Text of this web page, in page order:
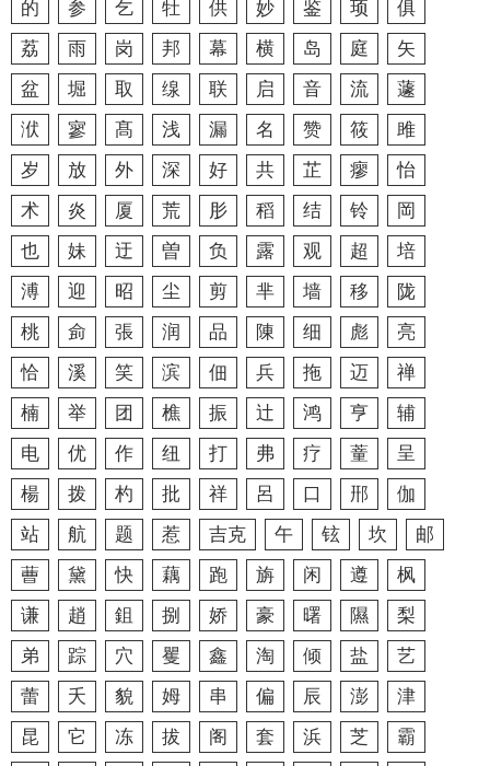
的 参 乞 牡 供 妙 鉴 顼
俱
荔
雨 岗 邦 幕 横 岛 庭
矢
盆
堀 取 缐 联 启 音 流
蘧
洑
寥 髙 浅 漏 名 赞 筱
雎
岁
放 外 深 好 共 芷 瘳
怡
术
炎 厦 荒 肜 稻 结 铃
岡
也
妹 迂 曽 负 露 观 超
培
溥
迎 昭 尘 剪 芈 墙 移
陇
桃
侴 張 润 品 陳 细 彪
亮
恰
溪 笑 滨 佃 兵 拖 迈
禅
楠
举 团 樵 振 辻 鸿 亨
辅
电
优 作 纽 打 弗 疗 蕫
呈
楊
拨 杓 批 祥 呂 口 郉
伽
站
航 题 惹 吉克 午 铉 坎
邮
蓸
黛 快 藕 跑 旃 闲 遵
枫
谦
趙 鉏 捌 娇 豪 曙 隰
梨
弟
踪 穴 矍 鑫 淘 倾 盐
艺
蕾
夭 貌 姆 串 偏 辰 澎
津
昆
它 冻 拔 阁 套 浜 芝
霸